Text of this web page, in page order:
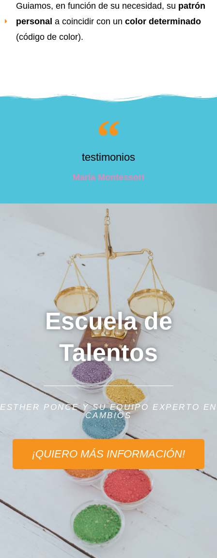
Guiamos, en función de su necesidad, su patrón
personal a coincidir con un color determinado
(código de color).
testimonios
María Montessori
Escuela de
Talentos
ESTHER PONCE Y SU EQUIPO EXPERTO EN
CAMBIOS
¡QUIERO MÁS INFORMACIÓN!